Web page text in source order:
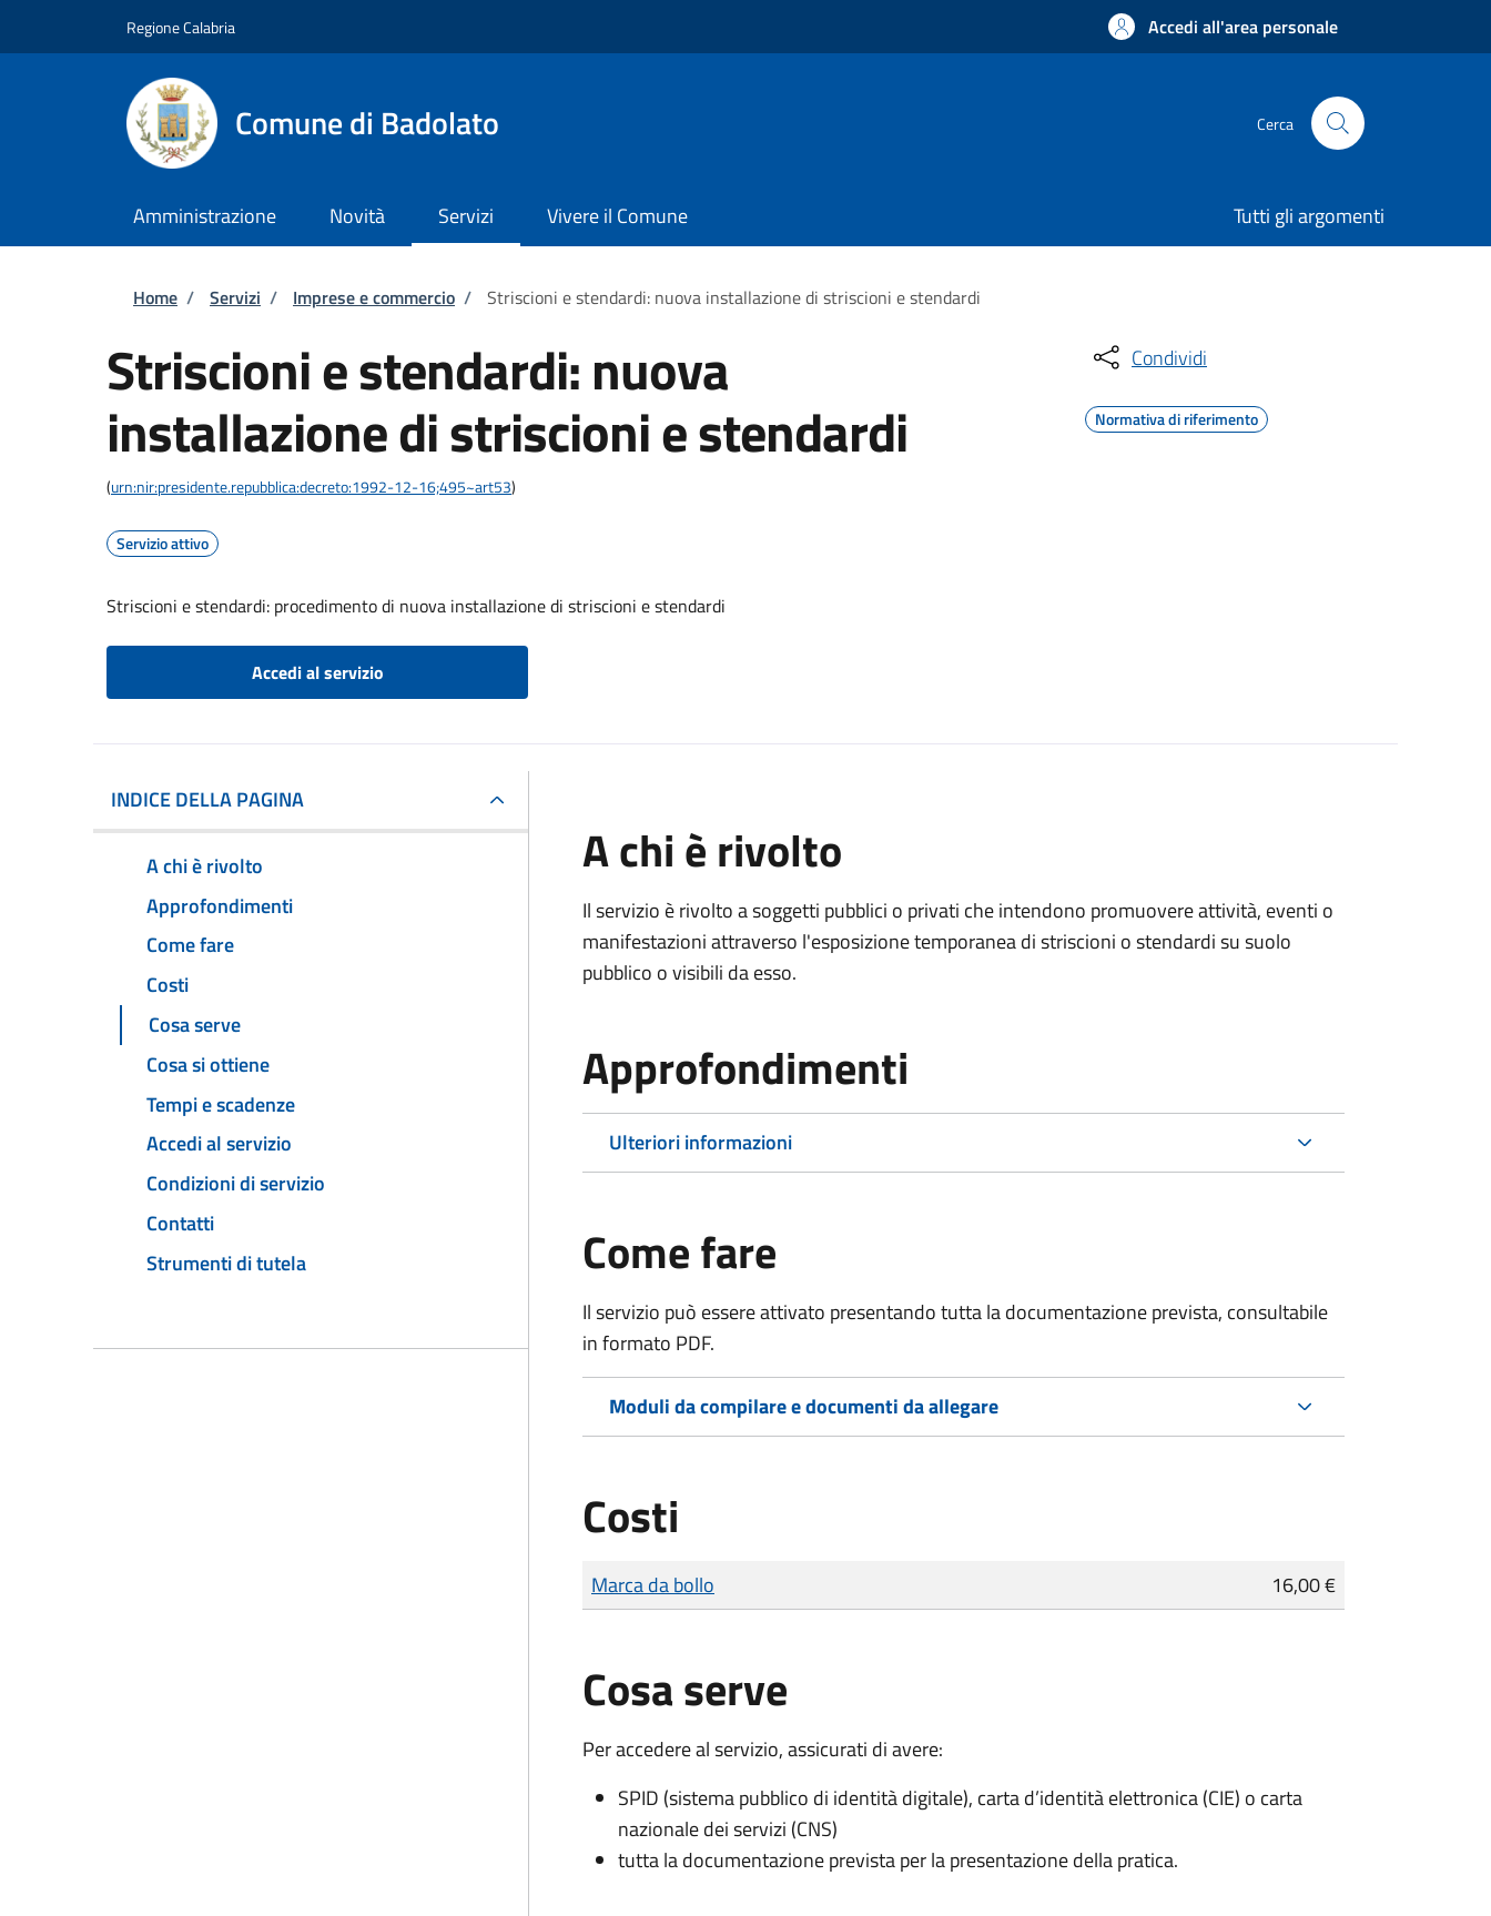
Regione Calabria Accedi all'area personale
Comune di Badolato Cerca
Amministrazione Novità Servizi Vivere il Comune Tutti gli argomenti
Briciole di pane
Home / Servizi / Imprese e commercio / Striscioni e stendardi: nuova installazione di striscioni e stendardi
Striscioni e stendardi: nuova
installazione di striscioni e stendardi
(urn:nir:presidente.repubblica:decreto:1992-12-16;495~art53)
Servizio attivo
Striscioni e stendardi: procedimento di nuova installazione di striscioni e stendardi
Accedi al servizio
Condividi
Normativa di riferimento
INDICE DELLA PAGINA
A chi è rivolto
Approfondimenti
Come fare
Costi
Cosa serve
Cosa si ottiene
Tempi e scadenze
Accedi al servizio
Condizioni di servizio
Contatti
Strumenti di tutela
A chi è rivolto
Il servizio è rivolto a soggetti pubblici o privati che intendono promuovere attività, eventi o
manifestazioni attraverso l'esposizione temporanea di striscioni o stendardi su suolo
pubblico o visibili da esso.
Approfondimenti
Ulteriori informazioni
Come fare
Il servizio può essere attivato presentando tutta la documentazione prevista, consultabile
in formato PDF.
Moduli da compilare e documenti da allegare
Costi
Tipo di pagamento
Importo
Marca da bollo 16,00 €
Cosa serve
Per accedere al servizio, assicurati di avere:
SPID (sistema pubblico di identità digitale), carta d’identità elettronica (CIE) o carta
nazionale dei servizi (CNS)
tutta la documentazione prevista per la presentazione della pratica.